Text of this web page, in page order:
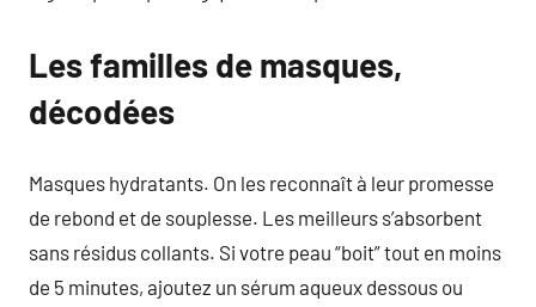
Les familles de masques,
décodées
Masques hydratants. On les reconnaît à leur promesse
de rebond et de souplesse. Les meilleurs s’absorbent
sans résidus collants. Si votre peau “boit” tout en moins
de 5 minutes, ajoutez un sérum aqueux dessous ou